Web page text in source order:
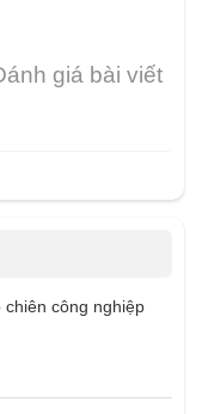
giá bài viết
chiên công nghiệp